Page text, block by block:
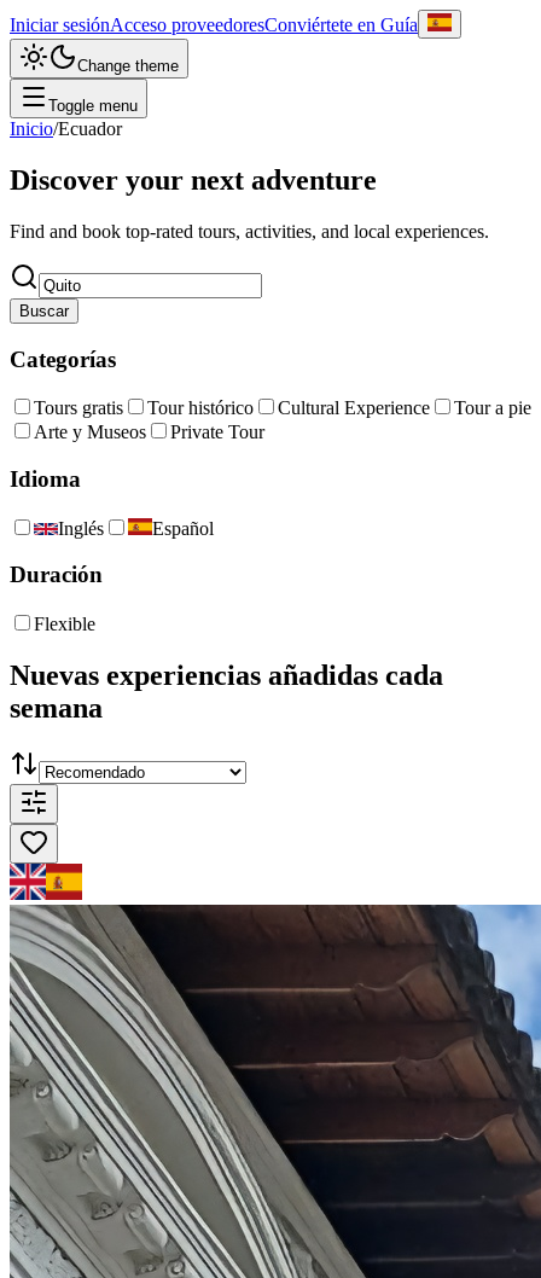
Iniciar sesiónAcceso proveedoresConviértete en Guía
Change theme
Toggle menu
Inicio/Ecuador
Discover your next adventure
Find and book top-rated tours, activities, and local experiences.
Buscar
Categorías
Tours gratis Tour histórico Cultural Experience
Tour a pie
Arte y Museos
Private Tour
Idioma
Inglés Español
Duración
Flexible
Nuevas experiencias añadidas cada
semana